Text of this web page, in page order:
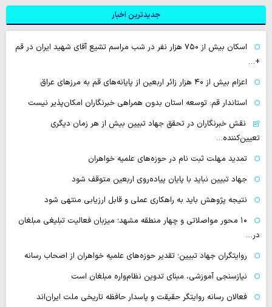
جدیدترین اخبار
اسکان بیش از ۷۵۰ هزار نفر در شب مراسم تشیع آقای شهید ایران در قم
+…
اعزام بیش از ۴۰ هزار زائر اربعین از پایانه‌های قم به مرزهای عراق
استاندار قم: توسعه استان بدون همراهی خبرنگاران امکان‌پذیر نیست
نقش خبرنگاران در تحقق جهاد تبیین بیش از هر زمان دیگری
تعیین‌کننده…
تمدید مهلت ثبت نام در حوزه‌های علمیه خواهران
جهاد تبیین نباید با پایان پیاده‌روی اربعین متوقف شود
نتیجه پژوهش باید به راهکاری عملی و قابل ارزیابی منتهی شود
۱۰ محور مواصلاتی و چهار منطقه مشهد؛ میزبان فعالیت تبلیغی مبلغان
در…
روایتگران جهاد تبیین؛ تقدیر حوزه‌های علمیه خواهران از اصحاب رسانه
نیازسنجی آموزشی، مبنای تدوین نظام‌واره مبلغان است
فعالان رسانه‌ روایتگر حقیقت و پاسدار حافظه تاریخی ملت ایران‌اند